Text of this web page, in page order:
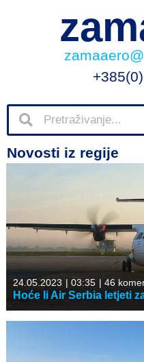
Novosti iz regije
24.05.2023 | 03:35 | 46
Hoće li Air Serbia letjeti